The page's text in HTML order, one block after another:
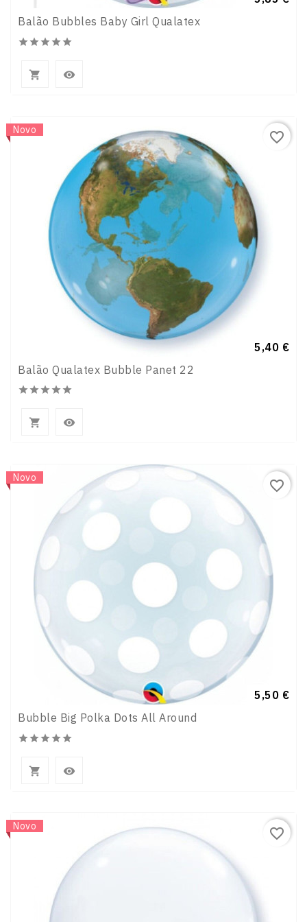
Balão Bubbles Baby Girl Qualatex

 
Preço
5,40 €
Novo
Balão Qualatex Bubble Panet 22

 
favorite_border
Preço
5,50 €
Novo
Bubble Big Polka Dots All Around

 
favorite_border
Novo favorite_border